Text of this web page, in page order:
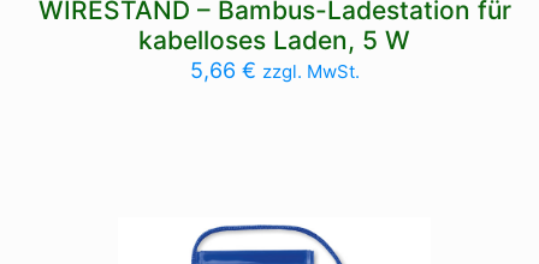
WIRESTAND – Bambus-Ladestation für
kabelloses Laden, 5 W
5,66 € zzgl. MwSt.